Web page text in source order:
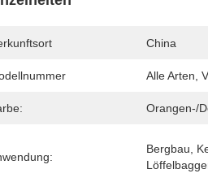
China
Alle Arten,
Orangen-/
Bergbau,